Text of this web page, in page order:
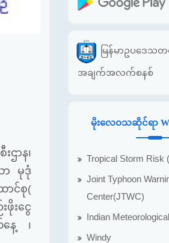
းဌာန၊
ာ မုဒုံ
ာင်စု(
းငွေ
ေ့ ၊
မြန်မာဥပဒေသတ
အချက်အလက်စနစ်
မိုးလေဝသဆိုင်ရာ
Tropical Storm Risk
Joint Typhoon
Center(JTWC)
Indian
Windy